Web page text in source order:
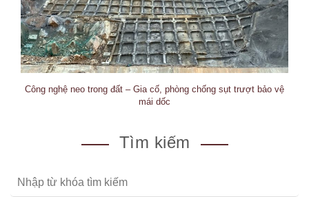
Công nghệ neo trong đất – Gia cố, phòng chống sụt trượt bảo vệ
mái dốc
Tìm kiếm